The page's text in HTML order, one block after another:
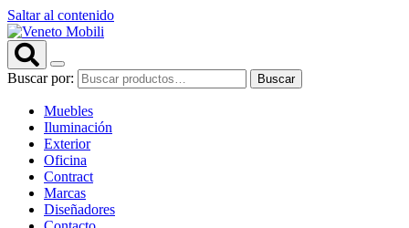
Saltar al contenido
Buscar por: Buscar
Muebles
Iluminación
Exterior
Oficina
Contract
Marcas
Diseñadores